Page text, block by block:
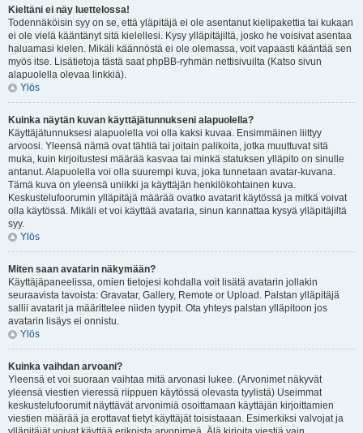
Kieltäni ei näy luettelossa!
Todennäköisin syy on se, että yläpitäjä ei ole asentanut kielipakettia tai kukaan
ei ole vielä kääntänyt sitä kielellesi. Kysy ylläpitäjiltä, josko he voisivat asentaa
haluamasi kielen. Mikäli käännöstä ei ole olemassa, voit vapaasti kääntää sen
myös itse. Lisätietoja tästä saat phpBB-ryhmän nettisivuilta (Katso sivun
alapuolella olevaa linkkiä).
Ylös
Kuinka näytän kuvan käyttäjätunnukseni alapuolella?
Käyttäjätunnuksesi alapuolella voi olla kaksi kuvaa. Ensimmäinen liittyy
arvoosi. Yleensä nämä ovat tähtiä tai joitain palikoita, jotka muuttuvat sitä
muka, kuin kirjoitustesi määrää kasvaa tai minkä statuksen ylläpito on sinulle
antanut. Alapuolella voi olla suurempi kuva, joka tunnetaan avatar-kuvana.
Tämä kuva on yleensä uniikki ja käyttäjän henkilökohtainen kuva.
Keskustelufoorumin ylläpitäjä määrää ovatko avatarit käytössä ja mitkä voivat
olla käytössä. Mikäli et voi käyttää avataria, sinun kannattaa kysyä ylläpitäjiltä
syy.
Ylös
Miten saan avatarin näkymään?
Käyttäjäpaneelissa, omien tietojesi kohdalla voit lisätä avatarin jollakin
seuraavista tavoista: Gravatar, Gallery, Remote or Upload. Palstan ylläpitäjä
sallii avatarit ja määrittelee niiden tyypit. Ota yhteys palstan ylläpitoon jos
avatarin lisäys ei onnistu.
Ylös
Kuinka vaihdan arvoani?
Yleensä et voi suoraan vaihtaa mitä arvonasi lukee. (Arvonimet näkyvät
yleensä viestien vieressä riippuen käytössä olevasta tyylistä) Useimmat
keskustelufoorumit näyttävät arvonimiä osoittamaan käyttäjän kirjoittamien
viestien määrää ja erottavat tietyt käyttäjät toisistaaan. Esimerkiksi valvojat ja